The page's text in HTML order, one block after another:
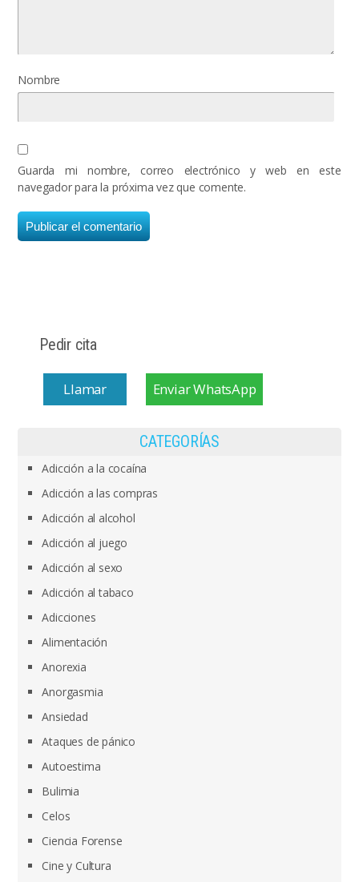
Nombre
Guarda mi nombre, correo electrónico y web en este
navegador para la próxima vez que comente.
Pedir cita
Llamar Enviar WhatsApp
CATEGORÍAS
Adicción a la cocaína
Adicción a las compras
Adicción al alcohol
Adicción al juego
Adicción al sexo
Adicción al tabaco
Adicciones
Alimentación
Anorexia
Anorgasmia
Ansiedad
Ataques de pánico
Autoestima
Bulimia
Celos
Ciencia Forense
Cine y Cultura